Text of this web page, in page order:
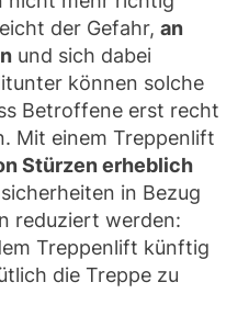
der Gefahr, an
und sich dabei
können solche
Betroffene erst recht
Mit einem Treppenlift
Stürzen erheblich
in Bezug
reduziert werden:
Treppenlift künftig
die Treppe zu